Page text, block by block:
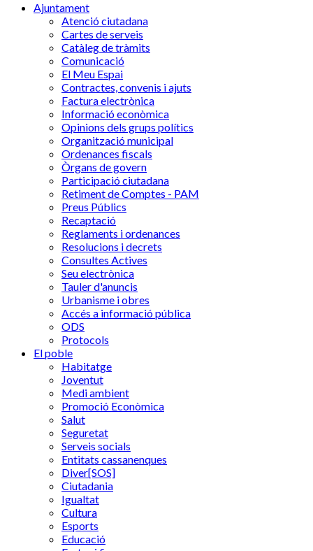
Ajuntament
Atenció ciutadana
Cartes de serveis
Catàleg de tràmits
Comunicació
El Meu Espai
Contractes, convenis i ajuts
Factura electrònica
Informació econòmica
Opinions dels grups polítics
Organització municipal
Ordenances fiscals
Òrgans de govern
Participació ciutadana
Retiment de Comptes - PAM
Preus Públics
Recaptació
Reglaments i ordenances
Resolucions i decrets
Consultes Actives
Seu electrònica
Tauler d'anuncis
Urbanisme i obres
Accés a informació pública
ODS
Protocols
El poble
Habitatge
Joventut
Medi ambient
Promoció Econòmica
Salut
Seguretat
Serveis socials
Entitats cassanenques
Diver[SOS]
Ciutadania
Igualtat
Cultura
Esports
Educació